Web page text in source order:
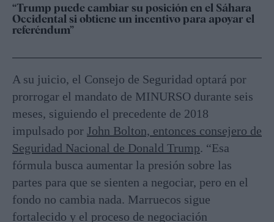
“Trump puede cambiar su posición en el Sáhara
Occidental si obtiene un incentivo para apoyar el
referéndum”
A su juicio, el Consejo de Seguridad optará por
prorrogar el mandato de MINURSO durante seis
meses, siguiendo el precedente de 2018
impulsado por John Bolton, entonces consejero de
Seguridad Nacional de Donald Trump. “Esa
fórmula busca aumentar la presión sobre las
partes para que se sienten a negociar, pero en el
fondo no cambia nada. Marruecos sigue
fortalecido y el proceso de negociación